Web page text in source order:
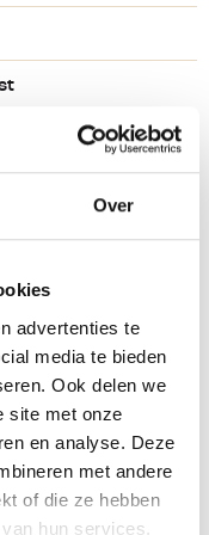
Over
advertenties te
media te bieden
Ook delen we
site met onze
en analyse. Deze
met andere
of die ze hebben
hun services.
en manchetten